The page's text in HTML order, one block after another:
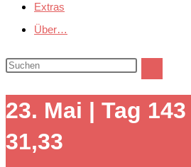
Extras
Über…
Diese
durchsuchen
23. Mai | Tag
31,33